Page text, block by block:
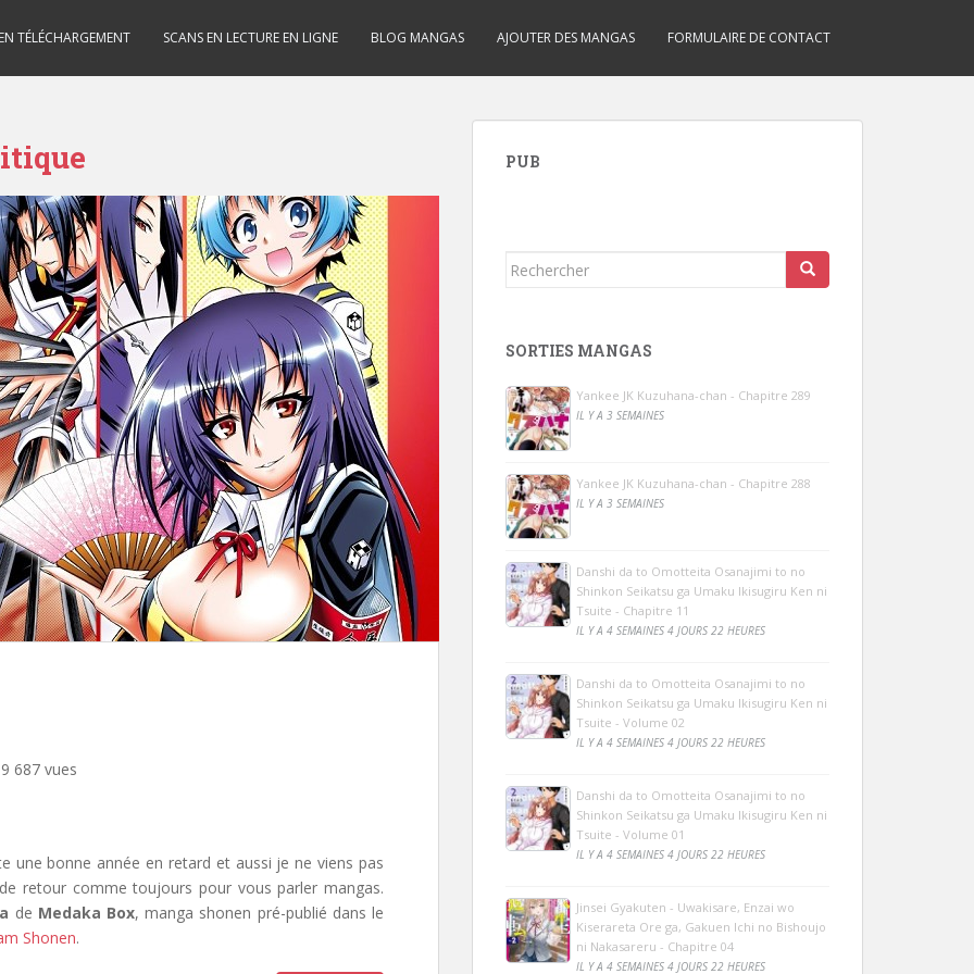
TÉLÉCHARGEMENT SCANS EN LECTURE EN LIGNE BLOG MANGAS AJOUTER DES MANGAS FORMULAIRE DE CONTACT
9 687 vues
une bonne année en retard et aussi je ne viens pas
retour comme toujours pour vous parler mangas.
de Medaka Box, manga shonen pré-publié dans le
Shonen.
PUB
Rechercher...
SORTIES MANGAS
Yankee JK Kuzuhana-chan - Chapitre 289
IL Y A 3 SEMAINES
Yankee JK Kuzuhana-chan - Chapitre 288
IL Y A 3 SEMAINES
Danshi da to Omotteita Osanajimi to no
Shinkon Seikatsu ga Umaku Ikisugiru Ken ni
Tsuite - Chapitre 11
IL Y A 4 SEMAINES 4 JOURS 22 HEURES
Danshi da to Omotteita Osanajimi to no
Shinkon Seikatsu ga Umaku Ikisugiru Ken ni
Tsuite - Volume 02
IL Y A 4 SEMAINES 4 JOURS 22 HEURES
Danshi da to Omotteita Osanajimi to no
Shinkon Seikatsu ga Umaku Ikisugiru Ken ni
Tsuite - Volume 01
IL Y A 4 SEMAINES 4 JOURS 22 HEURES
Jinsei Gyakuten - Uwakisare, Enzai wo
Kiserareta Ore ga, Gakuen Ichi no Bishoujo
ni Nakasareru - Chapitre 04
IL Y A 4 SEMAINES 4 JOURS 22 HEURES